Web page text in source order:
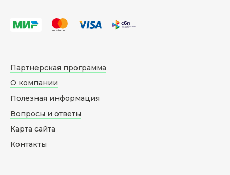
Партнерская программа
О компании
Полезная информация
Вопросы и ответы
Карта сайта
Контакты